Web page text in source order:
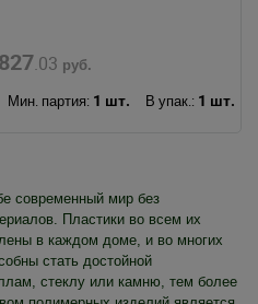
827.03 руб.
Мин. партия: 1 шт. В упак.: 1 шт.
современный мир без
Пластики во всем их
в каждом доме, и во многих
стать достойной
стеклу или камню, тем более